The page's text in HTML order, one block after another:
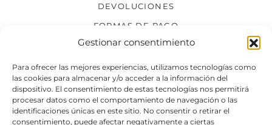
Gestionar consentimiento
Para ofrecer las mejores experiencias, utilizamos tecnologías como
las cookies para almacenar y/o acceder a la información del
dispositivo. El consentimiento de estas tecnologías nos permitirá
procesar datos como el comportamiento de navegación o las
identificaciones únicas en este sitio. No consentir o retirar el
consentimiento, puede afectar negativamente a ciertas
DEVOLUCIONES
FORMAS DE PAGO
SÍGUENOS